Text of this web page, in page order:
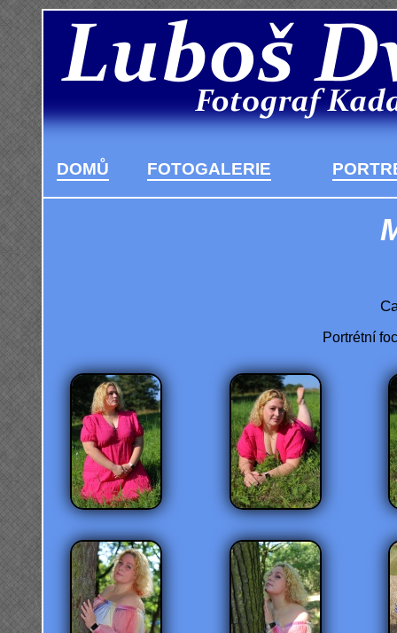
DOMŮ FOTOGALERIE
Portrétní